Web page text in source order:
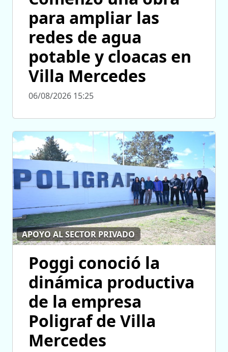
para ampliar las
redes de agua
potable y cloacas en
Villa Mercedes
06/08/2026 15:25
APOYO AL SECTOR PRIVADO
Poggi conoció la
dinámica productiva
de la empresa
Poligraf de Villa
Mercedes